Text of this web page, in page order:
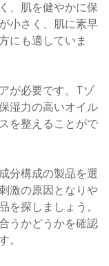
、肌を健やかに保
小さく、肌に素早
にも適していま
が必要です。Tゾ
湿力の高いオイル
を整えることがで
分構成の製品を選
激の原因となりや
を探しましょう。
うかどうかを確認
。